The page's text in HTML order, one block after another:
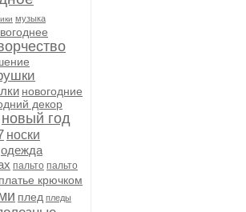
музыка
новогодние
декор
новый год
носки
одежда
пальто пальто
платье крючком
плед пледы